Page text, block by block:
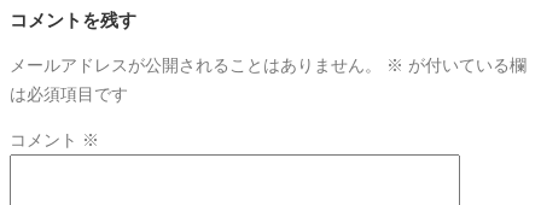
コメントを残す
メールアドレスが公開されることはありません。 ※ が付いている欄
は必須項目です
コメント ※